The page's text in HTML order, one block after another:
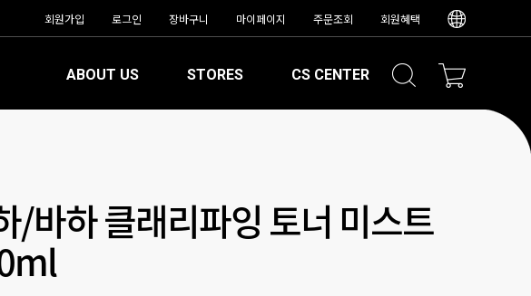
회원가입 로그인 장바구니 마이페이지 주문조회 회원혜택
ABOUT US STORES CS CENTER
/바하 클래리파잉 토너 미스트